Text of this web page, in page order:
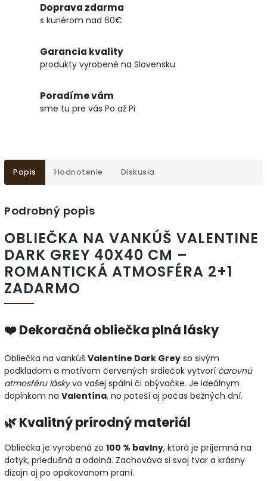
Doprava zdarma
s kuriérom nad 60€
Garancia kvality
produkty vyrobené na Slovensku
Poradíme vám
sme tu pre vás Po až Pi
Popis Hodnotenie Diskusia
Podrobný popis
OBLIEČKA NA VANKÚŠ VALENTINE
DARK GREY 40X40 CM –
ROMANTICKÁ ATMOSFÉRA 2+1
ZADARMO
❤️ Dekoračná obliečka plná lásky
Obliečka na vankúš Valentine Dark Grey so sivým
podkladom a motívom červených srdiečok vytvorí čarovnú
atmosféru láskyvo vašej spálni či obývačke. Je ideálnym
doplnkom na Valentína, no poteší aj počas bežných dní.
🌿 Kvalitný prírodný materiál
Obliečka je vyrobená zo 100 % bavlny, ktorá je príjemná na
dotyk, priedušná a odolná. Zachováva si svoj tvar a krásny
dizajn aj po opakovanom praní.